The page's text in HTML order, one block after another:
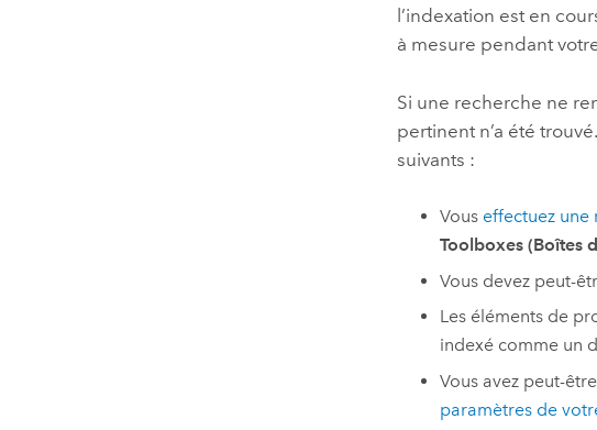
l’indexation est en
à mesure pendant
Si une recherche ne
pertinent n’a été
suivants :
Vous effectuez une
Toolboxes (Boîtes
Vous devez peut-
Les éléments de
indexé comme un
Vous avez peut-être
paramètres de